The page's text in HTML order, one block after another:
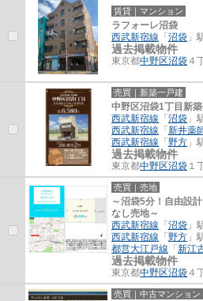
賃貸｜マンション
ラフォーレ沼袋
西武新宿線 「 沼袋 」
過去掲載物件
東京都中野区沼袋 ４
売買｜新築一戸建
中野区沼袋1丁目新
西武新宿線 「 沼袋 」
西武新宿線 「 新井薬
西武新宿線 「 野方 」
過去掲載物件
東京都中野区沼袋 １
売買｜売地
～沼袋5分！自由設
なし売地～
西武新宿線 「 沼袋 」
西武新宿線 「 野方 」
都営大江戸線 「 新江
過去掲載物件
東京都中野区沼袋 ４
売買｜中古マンション